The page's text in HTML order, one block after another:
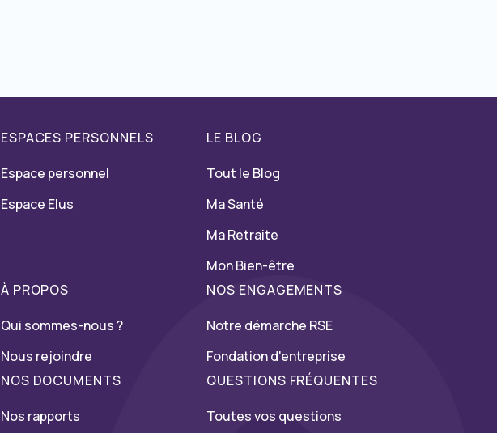
ESPACES PERSONNELS
Espace personnel
Espace Elus
LE BLOG
Tout le Blog
Ma Santé
Ma Retraite
Mon Bien-être
À PROPOS
Qui sommes-nous ?
Nous rejoindre
NOS ENGAGEMENTS
Notre démarche RSE
Fondation d'entreprise
NOS DOCUMENTS
Nos rapports
QUESTIONS FRÉQUENTES
Toutes vos questions